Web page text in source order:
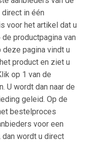
in één
voor het artikel dat u
productpagina van
pagina vindt u
product en ziet u
op 1 van de
U wordt dan naar de
geleid. Op de
bestelproces
voor een
wordt u direct